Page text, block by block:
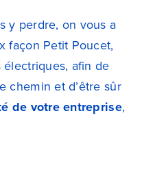
y perdre, on vous a
façon Petit Poucet,
afin de
chemin et d’être sûr
de votre entreprise,